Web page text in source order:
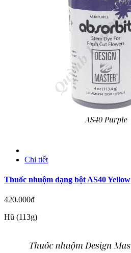
Chi tiết
Thuốc nhuộm dạng bột AS40 Yellow
420.000đ
Hũ (113g)